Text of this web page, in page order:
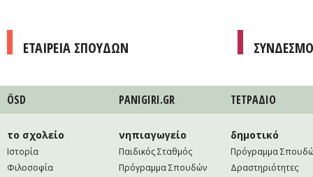
ΕΤΑΙΡΕΙΑ ΣΠΟΥΔΩΝ
ÖSD PANIGIRI.GR ΤΕΤΡAΔΙΟ
το σχολείο
Ιστορία
Φιλοσοφία
νηπιαγωγείο
Παιδικός Σταθμός
Πρόγραμμα Σπουδών
δημοτικό
Πρόγραμμα
Δραστηριότητες